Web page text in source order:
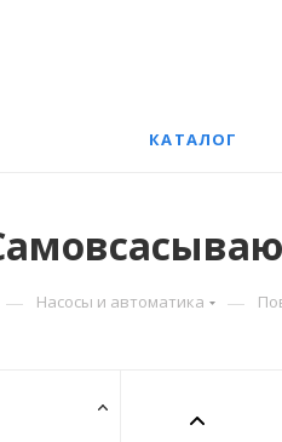
КАТАЛОГ
— Насосы и автоматика —